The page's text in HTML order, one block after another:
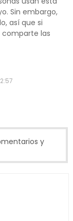
Sin embargo,
así que si
comparte las
y